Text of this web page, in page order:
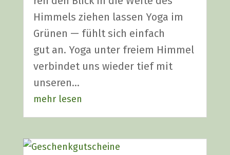
Him­mels zie­hen las­sen Yoga im
Grü­nen — fühlt sich ein­fach
gut an. Yoga unter frei­em Him­mel
ver­bin­det uns wie­der tief mit
unse­ren…
mehr lesen